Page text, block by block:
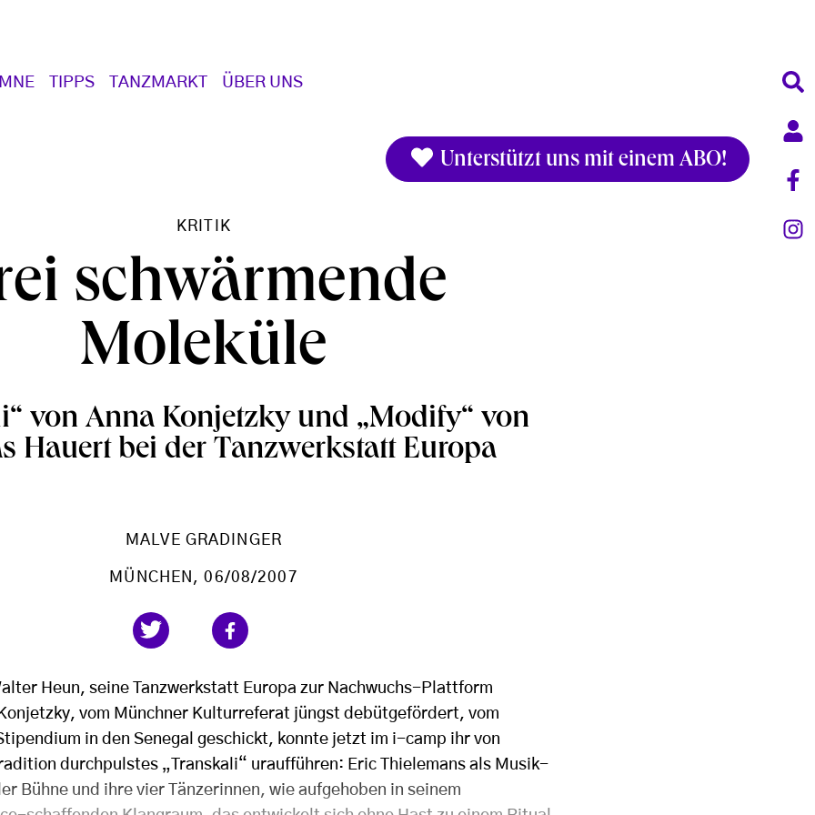
TIPPS TANZMARKT ÜBER UNS
Unterstützt uns mit einem ABO!
KRITIK
schwärmende
Moleküle
von Anna Konjetzky und „Modify“ von
Hauert bei der Tanzwerkstatt Europa
MALVE GRADINGER
MÜNCHEN , 06/08/2007
Heun, seine Tanzwerkstatt Europa zur Nachwuchs-Plattform
vom Münchner Kulturreferat jüngst debütgefördert, vom
in den Senegal geschickt, konnte jetzt im i-camp ihr von
durchpulstes „Transkali“ uraufführen: Eric Thielemans als Musik-
Bühne und ihre vier Tänzerinnen, wie aufgehoben in seinem